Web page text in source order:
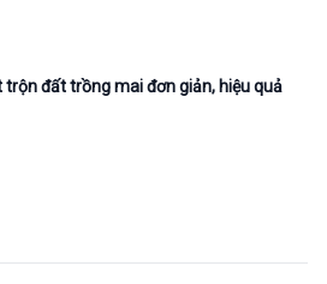
trộn đất trồng mai đơn giản, hiệu quả